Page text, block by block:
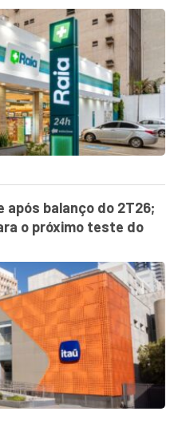
após balanço do 2T26;
o próximo teste do